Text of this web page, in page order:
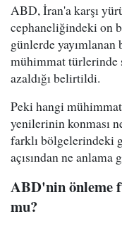
ABD, İran'a karşı
cephaneliğindeki on
günlerde yayımlanan
mühimmat türlerinde
azaldığı belirtildi.
Peki hangi
yenilerinin konması
farklı bölgelerindeki
açısından ne anlama
ABD'nin önleme
mu?